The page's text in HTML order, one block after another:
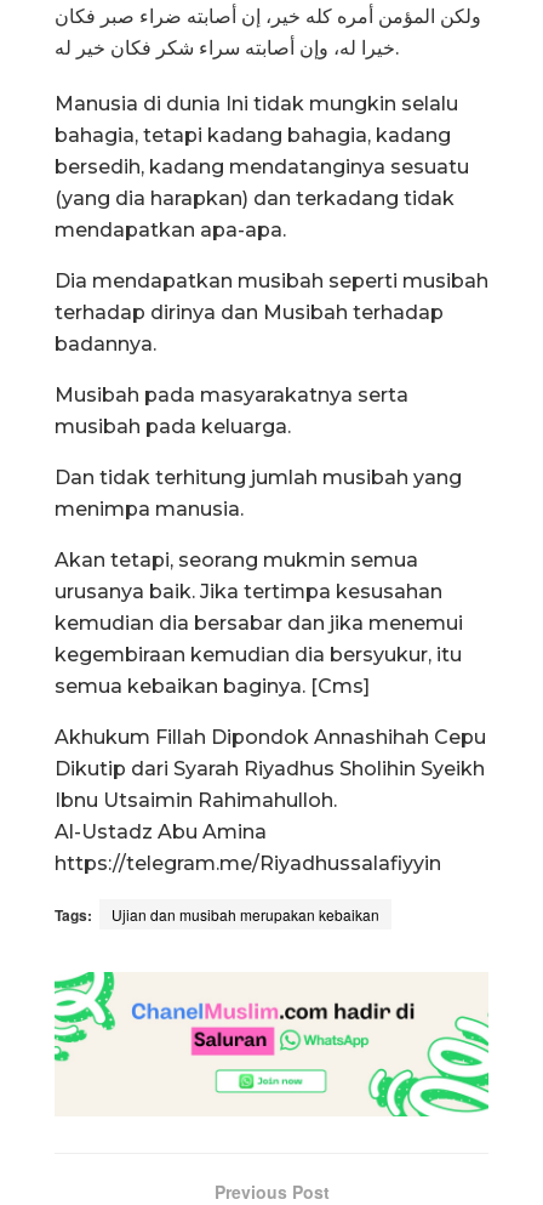
ولكن المؤمن أمره كله خير، إن أصابته ضراء صبر فكان
خيرا له، وإن أصابته سراء شكر فكان خير له.
Manusia di dunia Ini tidak mungkin selalu
bahagia, tetapi kadang bahagia, kadang
bersedih, kadang mendatanginya sesuatu
(yang dia harapkan) dan terkadang tidak
mendapatkan apa-apa.
Dia mendapatkan musibah seperti musibah
terhadap dirinya dan Musibah terhadap
badannya.
Musibah pada masyarakatnya serta
musibah pada keluarga.
Dan tidak terhitung jumlah musibah yang
menimpa manusia.
Akan tetapi, seorang mukmin semua
urusanya baik. Jika tertimpa kesusahan
kemudian dia bersabar dan jika menemui
kegembiraan kemudian dia bersyukur, itu
semua kebaikan baginya. [Cms]
Akhukum Fillah Dipondok Annashihah Cepu
Dikutip dari Syarah Riyadhus Sholihin Syeikh
Ibnu Utsaimin Rahimahulloh.
Al-Ustadz Abu Amina
https://telegram.me/Riyadhussalafiyyin
Tags: Ujian dan musibah merupakan kebaikan
Previous Post